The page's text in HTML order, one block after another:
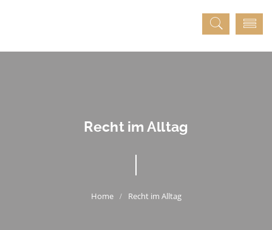
Recht im Alltag
Recht im Alltag